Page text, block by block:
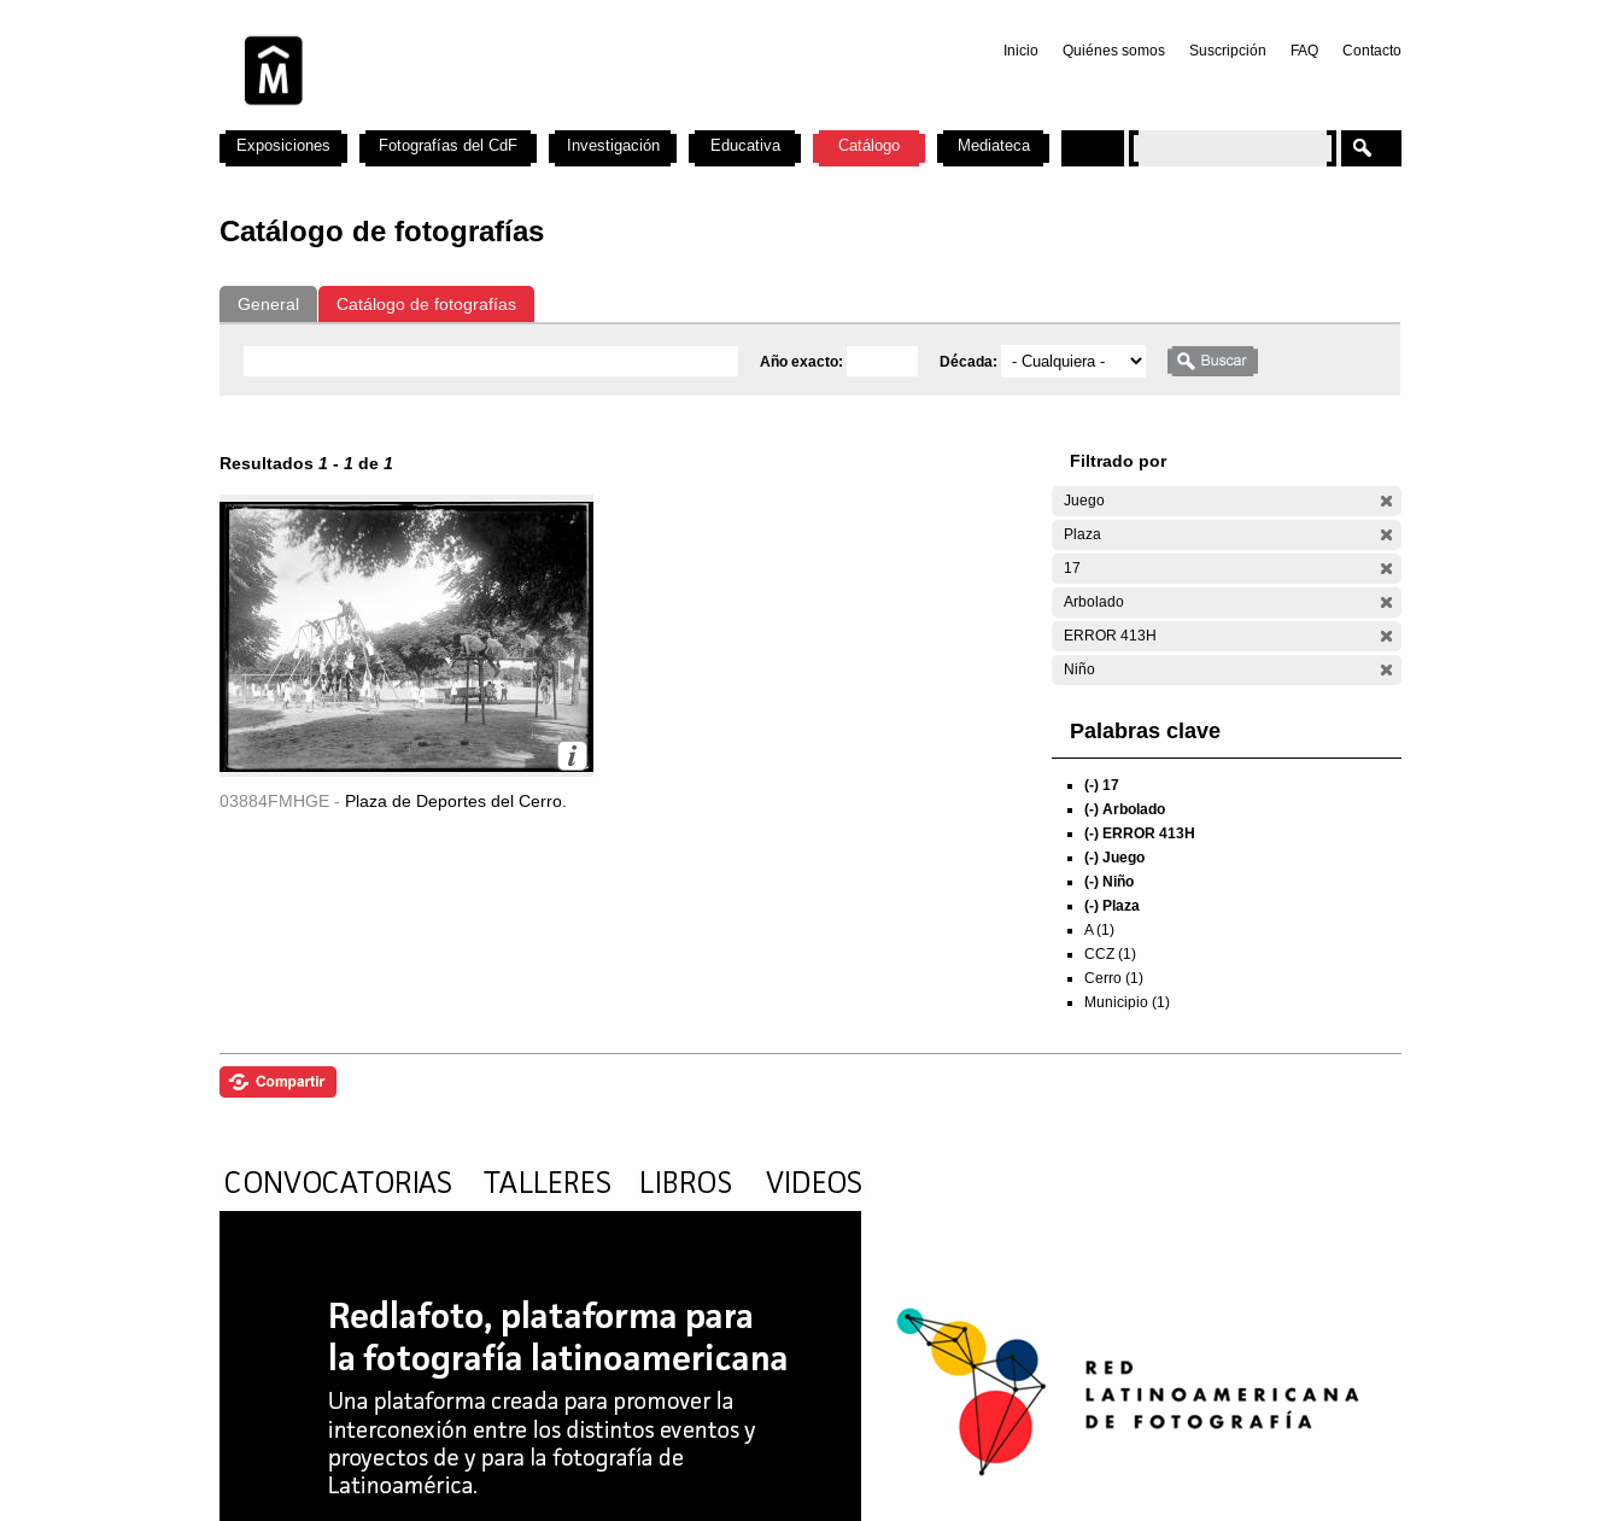
Inicio Quiénes somos Suscripción FAQ Contacto
Catálogo de fotografías
General Catálogo de fotografías
Año exacto: Década:
Resultados 1 - 1 de 1
03884FMHGE - Plaza de Deportes del Cerro.
Filtrado por
Juego
Plaza
17
Arbolado
ERROR 413H
Niño
Palabras clave
(-) 17
(-) Arbolado
(-) ERROR 413H
(-) Juego
(-) Niño
(-) Plaza
A (1)
CCZ (1)
Cerro (1)
Municipio (1)
Exposiciones Fotografías del CdF Investigación Educativa Catálogo Mediateca